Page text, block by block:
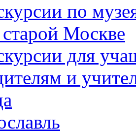
по
Москве
для
и